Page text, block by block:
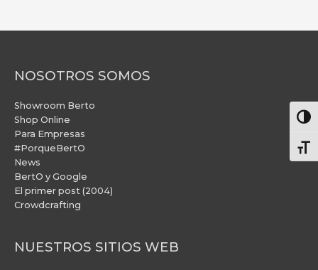
NOSOTROS SOMOS
Showroom Berto
Shop Online
Para Empresas
#PorqueBertO
News
BertO y Google
El primer post (2004)
Crowdcrafting
NUESTROS SITIOS WEB